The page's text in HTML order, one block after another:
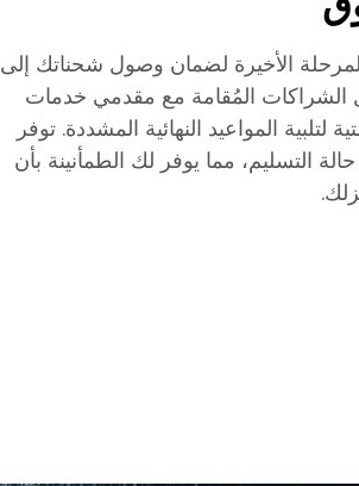
الأخيرة لضمان وصول شحناتك إلى
الشراكات المُقامة مع مقدمي خدمات
المواعيد النهائية المشددة. توفر
التسليم، مما يوفر لك الطمأنينة بأن